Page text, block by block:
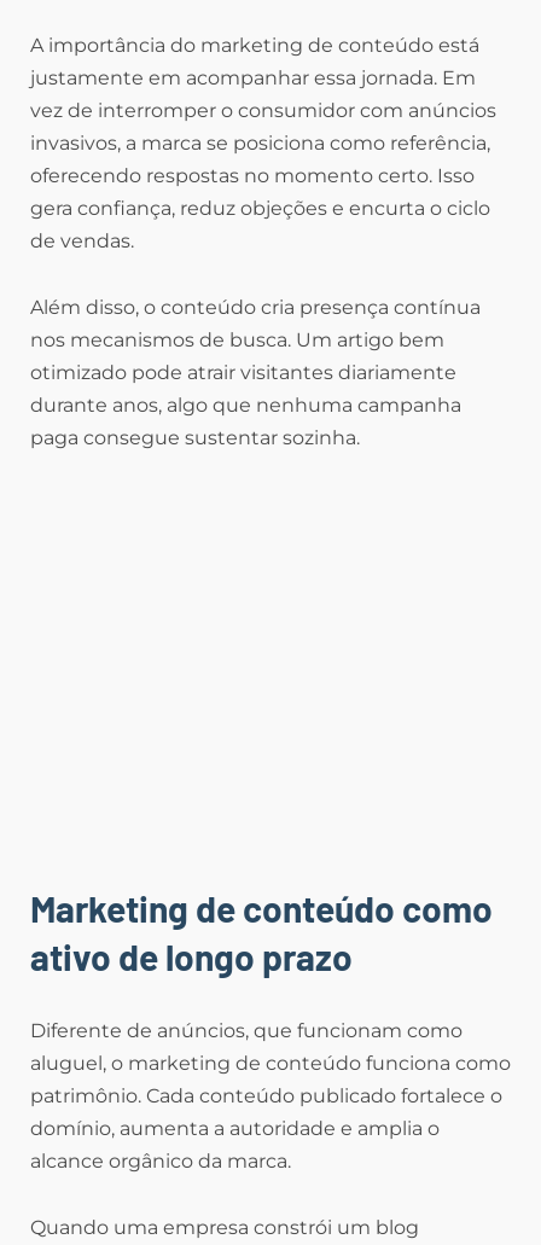
A importância do marketing de conteúdo está
justamente em acompanhar essa jornada. Em
vez de interromper o consumidor com anúncios
invasivos, a marca se posiciona como referência,
oferecendo respostas no momento certo. Isso
gera confiança, reduz objeções e encurta o ciclo
de vendas.
Além disso, o conteúdo cria presença contínua
nos mecanismos de busca. Um artigo bem
otimizado pode atrair visitantes diariamente
durante anos, algo que nenhuma campanha
paga consegue sustentar sozinha.
Marketing de conteúdo como
ativo de longo prazo
Diferente de anúncios, que funcionam como
aluguel, o marketing de conteúdo funciona como
patrimônio. Cada conteúdo publicado fortalece o
domínio, aumenta a autoridade e amplia o
alcance orgânico da marca.
Quando uma empresa constrói um blog